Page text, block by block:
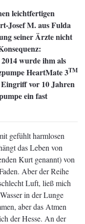
leichtfertigen
Josef M. aus Fulda
seiner Ärzte nicht
wurde ihm als
HeartMate 3TM
vor 10 Jahren
ein fast
gefühlt harmlosen
das Leben von
Kurt genannt) von
Aber der Reihe
Luft, ließ mich
in der Lunge
aber das Atmen
der Hesse. An der